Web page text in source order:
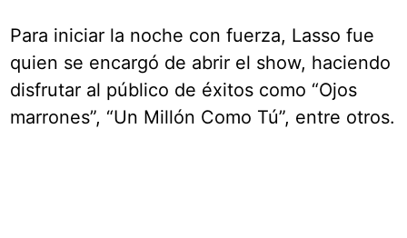
Para iniciar la noche con fuerza, Lasso fue
quien se encargó de abrir el show, haciendo
disfrutar al público de éxitos como “Ojos
marrones”, “Un Millón Como Tú”, entre otros.